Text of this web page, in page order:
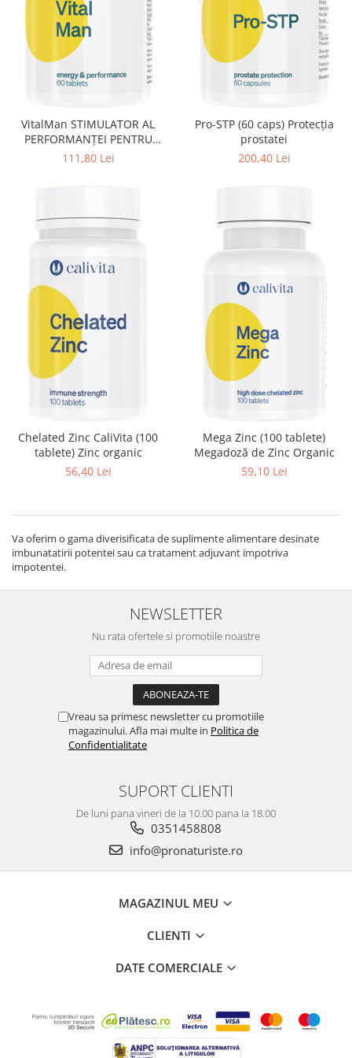
Pentru copii
Pentru femei
Pentru seniori
Putere concentrare si memorie
Slabit
VitalMan STIMULATOR AL
PERFORMANŢEI PENTRU
BĂRBAŢI
111,80 Lei
Pro-STP (60 caps) Protecţia
prostatei
200,40 Lei
Chelated Zinc CaliVita (100
tablete) Zinc organic
56,40 Lei
Mega Zinc (100 tablete)
Megadoză de Zinc Organic
59,10 Lei
Va oferim o gama diverisificata de suplimente alimentare desinate
imbunatatirii potentei sau ca tratament adjuvant impotriva
impotentei.
NEWSLETTER
Nu rata ofertele si promotiile noastre
Vreau sa primesc newsletter cu promotiile
magazinului. Afla mai multe in Politica de
Confidentialitate
SUPORT CLIENTI
De luni pana vineri de la 10.00 pana la 18.00
0351458808
info@pronaturiste.ro
MAGAZINUL MEU
CLIENTI
DATE COMERCIALE